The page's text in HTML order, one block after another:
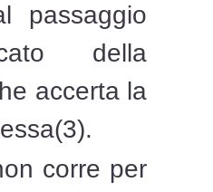
passaggio
della
accerta la
corre per